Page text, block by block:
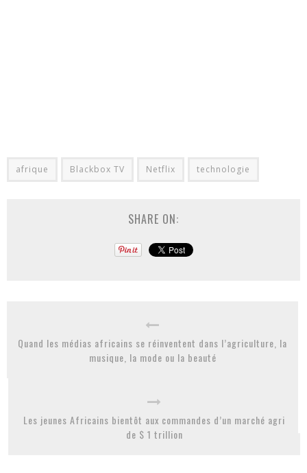
afrique Blackbox TV Netflix technologie
SHARE ON:
Quand les médias africains se réinventent dans l’agriculture, la
musique, la mode ou la beauté
Les jeunes Africains bientôt aux commandes d’un marché agri
de $ 1 trillion